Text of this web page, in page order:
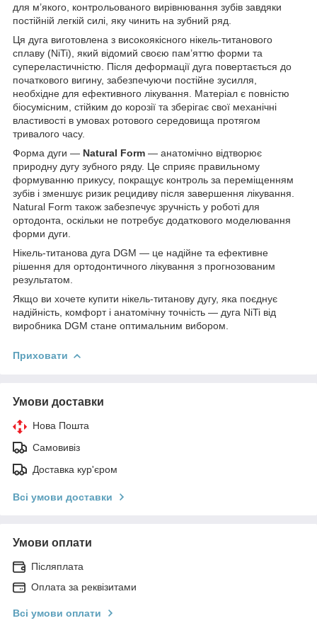
для м’якого, контрольованого вирівнювання зубів завдяки
постійній легкій силі, яку чинить на зубний ряд.
Ця дуга виготовлена з високоякісного нікель-титанового
сплаву (NiTi), який відомий своєю пам’яттю форми та
супереластичністю. Після деформації дуга повертається до
початкового вигину, забезпечуючи постійне зусилля,
необхідне для ефективного лікування. Матеріал є повністю
біосумісним, стійким до корозії та зберігає свої механічні
властивості в умовах ротового середовища протягом
тривалого часу.
Форма дуги — Natural Form — анатомічно відтворює
природну дугу зубного ряду. Це сприяє правильному
формуванню прикусу, покращує контроль за переміщенням
зубів і зменшує ризик рецидиву після завершення лікування.
Natural Form також забезпечує зручність у роботі для
ортодонта, оскільки не потребує додаткового моделювання
форми дуги.
Нікель-титанова дуга DGM — це надійне та ефективне
рішення для ортодонтичного лікування з прогнозованим
результатом.
Якщо ви хочете купити нікель-титанову дугу, яка поєднує
надійність, комфорт і анатомічну точність — дуга NiTi від
виробника DGM стане оптимальним вибором.
Приховати
Умови доставки
Нова Пошта
Самовивіз
Доставка кур'єром
Всі умови доставки
Умови оплати
Післяплата
Оплата за реквізитами
Всі умови оплати